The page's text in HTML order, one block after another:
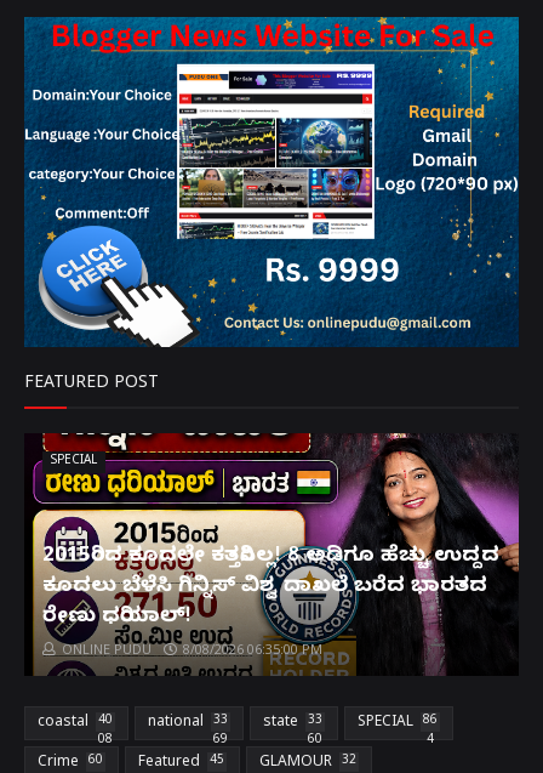
FEATURED POST
SPECIAL
2015ರಿಂದ ಕೂದಲೇ ಕತ್ತರಿಸಿಲ್ಲ! 8 ಅಡಿಗೂ ಹೆಚ್ಚು ಉದ್ದದ
ಕೂದಲು ಬೆಳೆಸಿ ಗಿನ್ನಿಸ್ ವಿಶ್ವ ದಾಖಲೆ ಬರೆದ ಭಾರತದ
ರೇಣು ಧರಿಯಾಲ್!
ONLINE PUDU 8/08/2026 06:35:00 PM
coastal
40
08
national
33
69
state
33
60
SPECIAL
86
4
Crime 60 Featured 45 GLAMOUR 32